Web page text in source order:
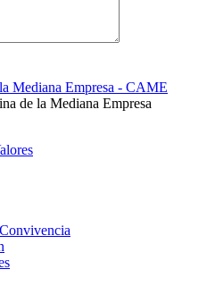
de la Mediana Empresa